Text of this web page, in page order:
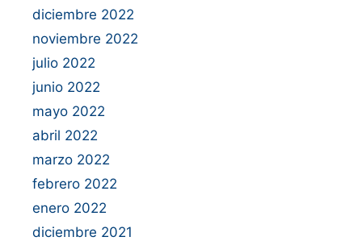
diciembre 2022
noviembre 2022
julio 2022
junio 2022
mayo 2022
abril 2022
marzo 2022
febrero 2022
enero 2022
diciembre 2021